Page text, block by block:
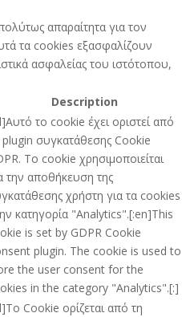
απαραίτητα για τον
τα cookies εξασφαλίζουν
ασφαλείας του ιστότοπου,
Description
το cookie έχει οριστεί από
plugin συγκατάθεσης Cookie
Το cookie χρησιμοποιείται
την αποθήκευση της
χρήστη για τα cookies
κατηγορία "Analytics".[:en]This
is set by GDPR Cookie
plugin. The cookie is used to
the user consent for the
in the category "Analytics".[:]
Cookie ορίζεται από τη